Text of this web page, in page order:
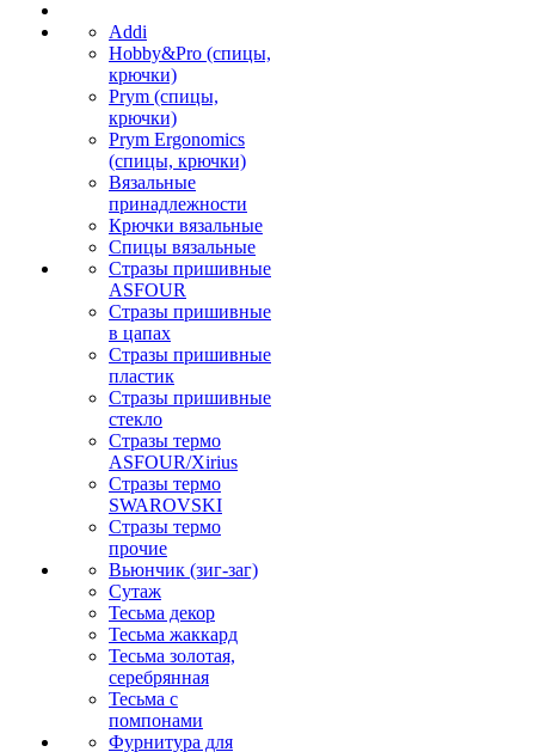
Addi
Hobby&Pro (спицы,
крючки)
Prym (спицы,
крючки)
Prym Ergonomics
(спицы, крючки)
Вязальные
принадлежности
Крючки вязальные
Спицы вязальные
Стразы пришивные
ASFOUR
Стразы пришивные
в цапах
Стразы пришивные
пластик
Стразы пришивные
стекло
Стразы термо
ASFOUR/Xirius
Стразы термо
SWAROVSKI
Стразы термо
прочие
Вьюнчик (зиг-заг)
Сутаж
Тесьма декор
Тесьма жаккард
Тесьма золотая,
серебрянная
Тесьма с
помпонами
Фурнитура для